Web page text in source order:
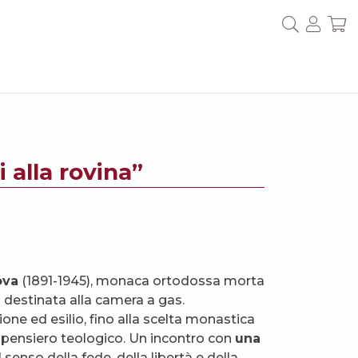
alla rovina”
(1891-1945), monaca ortodossa morta
alla camera a gas.
ed esilio, fino alla scelta monastica
teologico. Un incontro con una